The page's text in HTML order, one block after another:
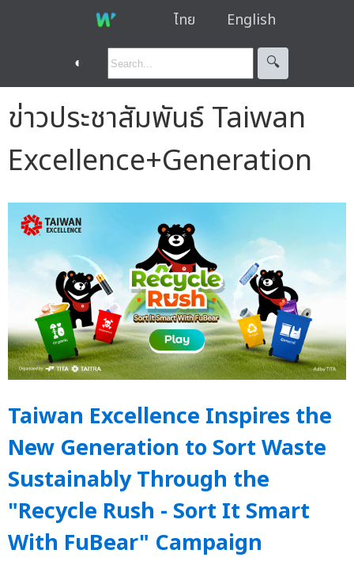
ไทย English
◐ 🔍︎
ข่าวประชาสัมพันธ์ Taiwan
Excellence+Generation
Taiwan Excellence Inspires the
New Generation to Sort Waste
Sustainably Through the
"Recycle Rush - Sort It Smart
With FuBear" Campaign